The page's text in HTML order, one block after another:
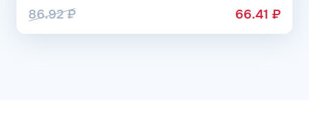
86.92₽ 66.41 ₽